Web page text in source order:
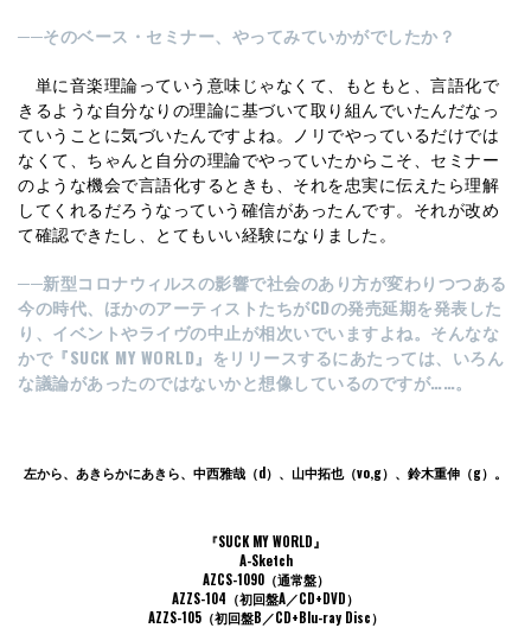
──そのベース・セミナー、やってみていかがでしたか？
単に音楽理論っていう意味じゃなくて、もともと、言語化で
きるような自分なりの理論に基づいて取り組んでいたんだなっ
ていうことに気づいたんですよね。ノリでやっているだけでは
なくて、ちゃんと自分の理論でやっていたからこそ、セミナー
のような機会で言語化するときも、それを忠実に伝えたら理解
してくれるだろうなっていう確信があったんです。それが改め
て確認できたし、とてもいい経験になりました。
──新型コロナウィルスの影響で社会のあり方が変わりつつある
今の時代、ほかのアーティストたちがCDの発売延期を発表した
り、イベントやライヴの中止が相次いでいますよね。そんなな
かで『SUCK MY WORLD』をリリースするにあたっては、いろん
な議論があったのではないかと想像しているのですが……。
左から、あきらかにあきら、中西雅哉（d）、山中拓也（vo,g）、鈴木重伸（g）。
『SUCK MY WORLD』
A-Sketch
AZCS-1090（通常盤）
AZZS-104（初回盤A／CD+DVD）
AZZS-105（初回盤B／CD+Blu-ray Disc）